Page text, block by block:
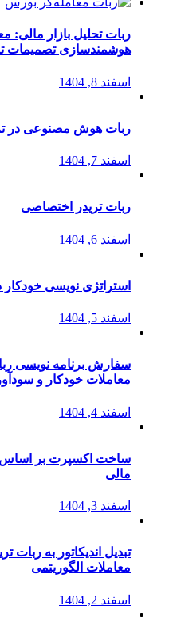
ربات تحلیل بازار مالی:
هوشمندسازی تصمیمات
اسفند 8, 1404
ربات هوش مصنوعی در
اسفند 7, 1404
ربات تریدر اختصاصی
اسفند 6, 1404
استراتژی‌ نویسی خودکار
اسفند 5, 1404
سفارش برنامه نویسی
معاملات خودکار و سودآور
اسفند 4, 1404
ساخت اکسپرت بر اساس
مالی
اسفند 3, 1404
تبدیل اندیکاتور به ربات
معاملات الگوریتمی
اسفند 2, 1404